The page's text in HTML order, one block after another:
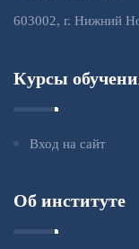
603002, г. Нижний
Курсы
Вход на сайт
Об институте